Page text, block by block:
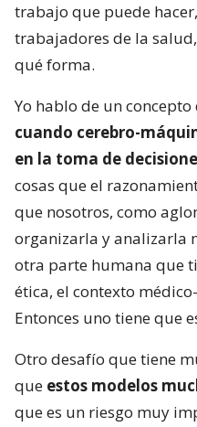
trabajo que puede
trabajadores de la
qué forma.
Yo hablo de un concepto
cuando cerebro-
en la toma de
cosas que el
que nosotros, como
organizarla y analizarla
otra parte humana que
ética, el contexto
Entonces uno tiene que
Otro desafío que tiene
que estos modelos
que es un riesgo muy